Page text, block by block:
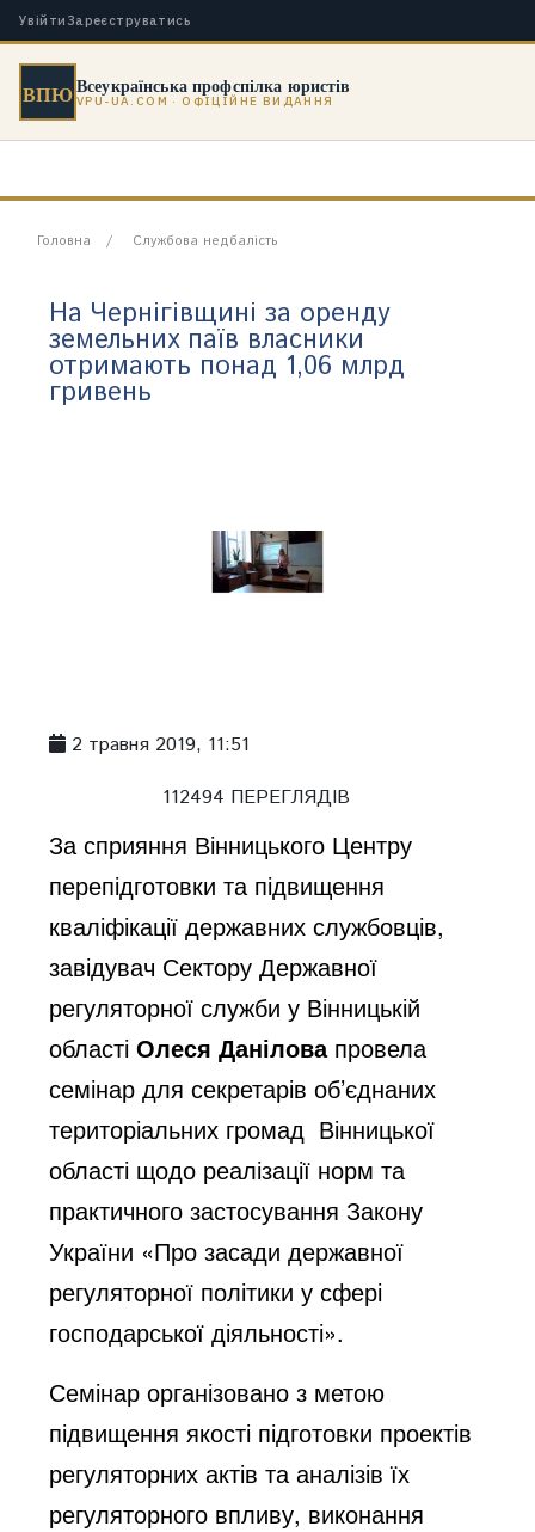
Увійти Зареєструватись
ВПЮВсеукраїнська профспілка юристів
VPU-UA.COM · ОФІЦІЙНЕ ВИДАННЯ
Головна Службова недбалість
На Чернігівщині за оренду
земельних паїв власники
отримають понад 1,06 млрд
гривень
2 травня 2019, 11:51
112494 ПЕРЕГЛЯДІВ
За сприяння Вінницького Центру
перепідготовки та підвищення
кваліфікації державних службовців,
завідувач Сектору Державної
регуляторної служби у Вінницькій
областіОлеся Даніловапровела
семінар для секретарів об’єднаних
територіальних громад Вінницької
області щодо реалізації норм та
практичного застосування Закону
України «Про засади державної
регуляторної політики у сфері
господарської діяльності».
Семінар організовано з метою
підвищення якості підготовки проектів
регуляторних актів та аналізів їх
регуляторного впливу, виконання